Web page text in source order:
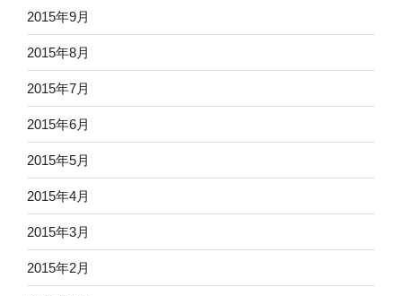
2015年9月
2015年8月
2015年7月
2015年6月
2015年5月
2015年4月
2015年3月
2015年2月